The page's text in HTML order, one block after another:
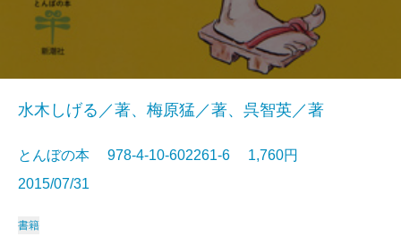
水木しげる／著、梅原猛／著、呉智英／著
とんぼの本 978-4-10-602261-6 1,760円
2015/07/31
書籍